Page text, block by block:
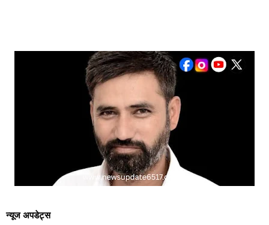
न्यूज अपडेट्स